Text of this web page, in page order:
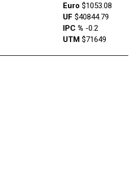
Euro $1053.08
UF $40844.79
IPC % -0.2
UTM$71649